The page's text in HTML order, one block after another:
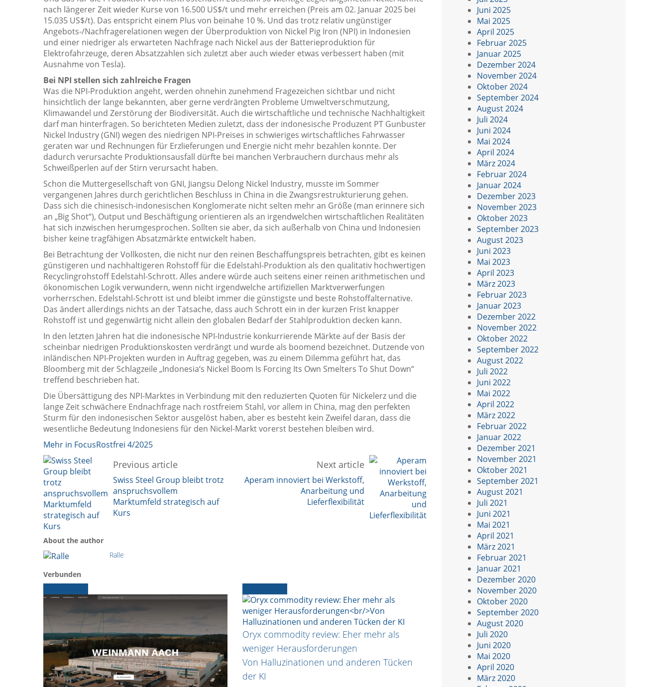
nach längerer Zeit wieder Kurse von 16.500 US$/t und mehr erreichen (Preis am 02. Januar 2025 bei
15.035 US$/t). Das entspricht einem Plus von beinahe 10 %. Und das trotz relativ ungünstiger
Angebots-/Nachfragerelationen wegen der Überproduktion von Nickel Pig Iron (NPI) in Indonesien
und einer niedriger als erwarteten Nachfrage nach Nickel aus der Batterieproduktion für
Elektrofahrzeuge, deren Absatzzahlen sich zuletzt aber auch wieder etwas verbessert haben (mit
Ausnahme von Tesla).
Bei NPI stellen sich zahlreiche Fragen
Was die NPI-Produktion angeht, werden ohnehin zunehmend Fragezeichen sichtbar und nicht
hinsichtlich der lange bekannten, aber gerne verdrängten Probleme Umweltverschmutzung,
Klimawandel und Zerstörung der Biodiversität. Auch die wirtschaftliche und technische Nachhaltigkeit
darf man hinterfragen. So berichteten Medien zuletzt, dass der indonesische Produzent PT Gunbuster
Nickel Industry (GNI) wegen des niedrigen NPI-Preises in schwieriges wirtschaftliches Fahrwasser
geraten war und Rechnungen für Erzlieferungen und Energie nicht mehr bezahlen konnte. Der
dadurch verursachte Produktionsausfall dürfte bei manchen Verbrauchern durchaus mehr als
Schweißperlen auf der Stirn verursacht haben.
Schon die Muttergesellschaft von GNI, Jiangsu Delong Nickel Industry, musste im Sommer
vergangenen Jahres durch gerichtlichen Beschluss in China in die Zwangsrestrukturierung gehen.
Dass sich die chinesisch-indonesischen Konglomerate nicht selten mehr an Größe (man erinnere sich
an „Big Shot“), Output und Beschäftigung orientieren als an irgendwelchen wirtschaftlichen Realitäten
hat sich inzwischen herumgesprochen. Sollten sie aber, da sich außerhalb von China und Indonesien
bisher keine tragfähigen Absatzmärkte entwickelt haben.
Bei Betrachtung der Vollkosten, die nicht nur den reinen Beschaffungspreis betrachten, gibt es keinen
günstigeren und nachhaltigeren Rohstoff für die Edelstahl-Produktion als den qualitativ hochwertigen
Recyclingrohstoff Edelstahl-Schrott. Alles andere würde auch seitens einer reinen arithmetischen und
ökonomischen Logik verwundern, wenn nicht irgendwelche artifiziellen Marktverwerfungen
vorherrschen. Edelstahl-Schrott ist und bleibt immer die günstigste und beste Rohstoffalternative.
Das ändert allerdings nichts an der Tatsache, dass auch Schrott ein in der kurzen Frist knapper
Rohstoff ist und gegenwärtig nicht allein den globalen Bedarf der Stahlproduktion decken kann.
In den letzten Jahren hat die indonesische NPI-Industrie konkurrierende Märkte auf der Basis der
scheinbar niedrigen Produktionskosten verdrängt und wurde als boomend bezeichnet. Dutzende von
inländischen NPI-Projekten wurden in Auftrag gegeben, was zu einem Dilemma geführt hat, das
Bloomberg mit der Schlagzeile „Indonesia‘s Nickel Boom Is Forcing Its Own Smelters To Shut Down“
treffend beschrieben hat.
Die Übersättigung des NPI-Marktes in Verbindung mit den reduzierten Quoten für Nickelerz und die
lange Zeit schwächere Endnachfrage nach rostfreiem Stahl, vor allem in China, mag den perfekten
Sturm für den indonesischen Sektor ausgelöst haben, aber es besteht kein Zweifel daran, dass die
wesentliche Bedeutung Indonesiens für den Nickel-Markt vorerst bestehen bleiben wird.
Mehr in FocusRostfrei 4/2025
Previous article
Swiss Steel Group bleibt trotz
anspruchsvollem
Marktumfeld strategisch auf
Kurs
Next article
Aperam innoviert bei Werkstoff,
Anarbeitung und
Lieferflexibilität
About the author
Ralle
Verbunden
Oryx commodity review: Eher mehr als
weniger Herausforderungen
Von Halluzinationen und anderen Tücken
der KI
Juni 2025
Mai 2025
April 2025
Februar 2025
Januar 2025
Dezember 2024
November 2024
Oktober 2024
September 2024
August 2024
Juli 2024
Juni 2024
Mai 2024
April 2024
März 2024
Februar 2024
Januar 2024
Dezember 2023
November 2023
Oktober 2023
September 2023
August 2023
Juni 2023
Mai 2023
April 2023
März 2023
Februar 2023
Januar 2023
Dezember 2022
November 2022
Oktober 2022
September 2022
August 2022
Juli 2022
Juni 2022
Mai 2022
April 2022
März 2022
Februar 2022
Januar 2022
Dezember 2021
November 2021
Oktober 2021
September 2021
August 2021
Juli 2021
Juni 2021
Mai 2021
April 2021
März 2021
Februar 2021
Januar 2021
Dezember 2020
November 2020
Oktober 2020
September 2020
August 2020
Juli 2020
Juni 2020
Mai 2020
April 2020
März 2020